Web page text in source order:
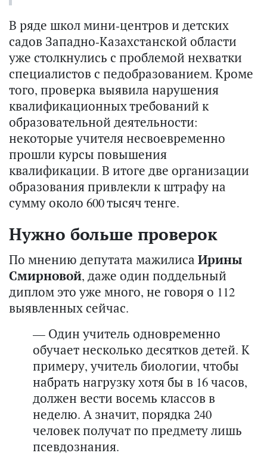
В ряде школ мини-центров и детских
садов Западно-Казахстанской области
уже столкнулись с проблемой нехватки
специалистов с педобразованием. Кроме
того, проверка выявила нарушения
квалификационных требований к
образовательной деятельности:
некоторые учителя несвоевременно
прошли курсы повышения
квалификации. В итоге две организации
образования привлекли к штрафу на
сумму около 600 тысяч тенге.
Нужно больше проверок
По мнению депутата мажилиса Ирины
Смирновой, даже один поддельный
диплом это уже много, не говоря о 112
выявленных сейчас.
— Один учитель одновременно
обучает несколько десятков детей. К
примеру, учитель биологии, чтобы
набрать нагрузку хотя бы в 16 часов,
должен вести восемь классов в
неделю. А значит, порядка 240
человек получат по предмету лишь
псевдознания.